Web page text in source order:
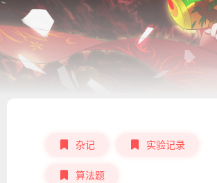
杂记 实验记录
算法题